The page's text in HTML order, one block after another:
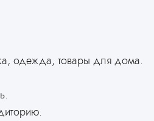
одежда, товары для дома.